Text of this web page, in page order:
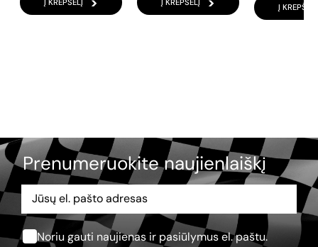
Į KREPŠELĮ Į KREPŠELĮ Į KREPŠELĮ
Prenumeruokite naujienlaiškį
Noriu gauti naujienas ir pasiūlymus el. paštu.